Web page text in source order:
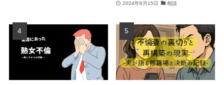
2024年8月15日 相談